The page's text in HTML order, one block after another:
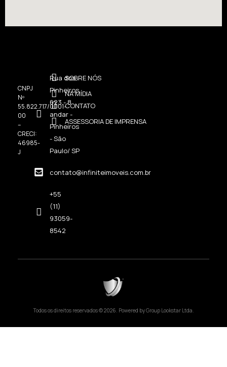
CNPJ
Nº
55.822.717/0001-
00
–
CRECI:
46985-
J
Rua dos
Pinheiros,
623 - 8
andar -
Pinheiros
- São
Paulo/ SP
contato@infiniteimoveis.com.br
+55
(11)
93059-
8542
SOBRE NÓS
NA MÍDIA
CONTATO
ASSESSORIA DE IMPRENSA
Todos os direitos reservados © 2026. Powered by Group Lookstar Ltda.